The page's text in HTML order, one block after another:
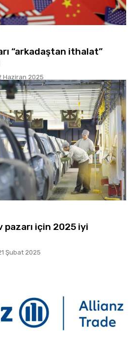
“arkadaştan ithalat”
Haziran 2025
için 2025 iyi
Şubat 2025